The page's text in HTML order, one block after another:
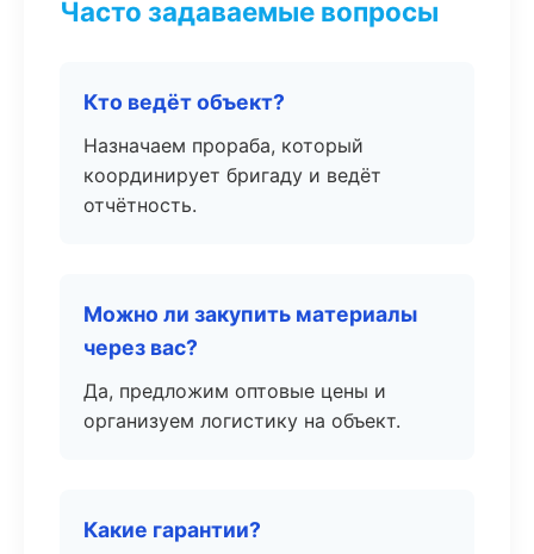
Часто задаваемые вопросы
Кто ведёт объект?
Назначаем прораба, который
координирует бригаду и ведёт
отчётность.
Можно ли закупить материалы
через вас?
Да, предложим оптовые цены и
организуем логистику на объект.
Какие гарантии?